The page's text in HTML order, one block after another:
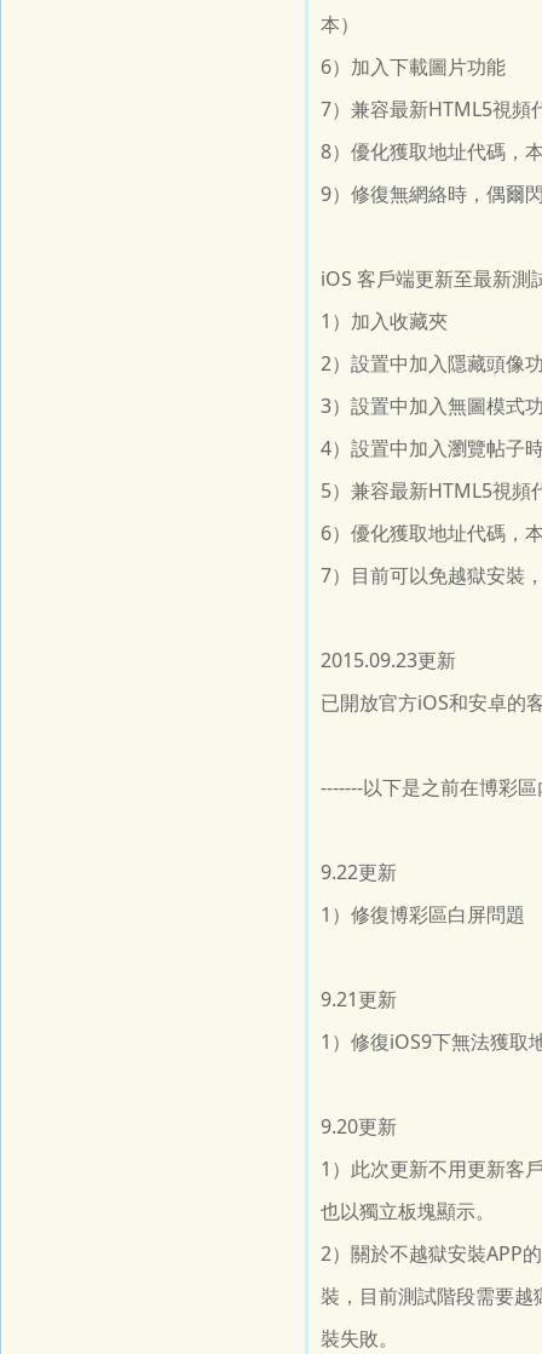
本）
6）加入下載圖片功能
7）兼容最新HTML5視頻
8）優化獲取地址代碼，
9）修復無網絡時，偶爾
iOS 客戶端更新至最新測
1）加入收藏夾
2）設置中加入隱藏頭像
3）設置中加入無圖模式
4）設置中加入瀏覽帖子
5）兼容最新HTML5視頻
6）優化獲取地址代碼，
7）目前可以免越獄安裝
2015.09.23更新
已開放官方iOS和安卓的
-------以下是之前在博彩
9.22更新
1）修復博彩區白屏問題
9.21更新
1）修復iOS9下無法獲取
9.20更新
1）此次更新不用更新客
也以獨立板塊顯示。
2）關於不越獄安裝APP
裝，目前測試階段需要
裝失敗。